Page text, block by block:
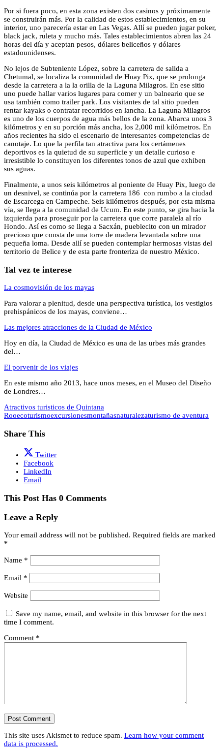
Por si fuera poco, en esta zona existen dos casinos y próximamente
se construirán más. Por la calidad de estos establecimientos, en su
interior, uno parecería estar en Las Vegas. Allí se pueden jugar poker,
black jack, ruleta y mucho más. Tales establecimientos abren las 24
horas del día y aceptan pesos, dólares beliceños y dólares
estadounidenses.
No lejos de Subteniente López, sobre la carretera de salida a
Chetumal, se localiza la comunidad de Huay Pix, que se prolonga
desde la carretera a la la orilla de la Laguna Milagros. En ese sitio
uno puede hallar varios lugares para comer y un balneario que se
usa también como trailer park. Los visitantes de tal sitio pueden
rentar kayaks o contratar recorridos en lancha. La Laguna Milagros
es uno de los cuerpos de agua más bellos de la zona. Abarca unos 3
kilómetros y en su porción más ancha, los 2,000 mil kilómetros. En
años recientes ha sido el escenario de interesantes competencias de
canotaje. Lo que la perfila tan atractiva para los certámenes
deportivos es la quietud de su superficie y un detalle curioso e
irresistible lo constituyen los diferentes tonos de azul que exhiben
sus aguas.
Finalmente, a unos seis kilómetros al poniente de Huay Pix, luego de
un desnivel, se continúa por la carretera 186 con rumbo a la ciudad
de Escarcega en Campeche. Seis kilómetros después, por esta misma
vía, se llega a la comunidad de Ucum. En este punto, se gira hacia la
izquierda para proseguir por la carretera que corre paralela al río
Hondo. Así es como se llega a Sacxán, pueblecito con un mirador
precioso que consta de una torre de madera levantada sobre una
pequeña loma. Desde allí se pueden contemplar hermosas vistas del
territorio de Belice y de esta parte fronteriza de nuestro México.
Tal vez te interese
La cosmovisión de los mayas
Para valorar a plenitud, desde una perspectiva turística, los vestigios
prehispánicos de los mayas, conviene…
Las mejores atracciones de la Ciudad de México
Hoy en día, la Ciudad de México es una de las urbes más grandes
del…
El porvenir de los viajes
En este mismo año 2013, hace unos meses, en el Museo del Diseño
de Londres…
Atractivos turisticos de Quintana
Rooecoturismoexcursionesmontañasnaturalezaturismo de aventura
Share This
Twitter
Facebook
LinkedIn
Email
This Post Has 0 Comments
Leave a Reply
Your email address will not be published. Required fields are marked
*
Name *
Email *
Website
Save my name, email, and website in this browser for the next
time I comment.
Comment *
This site uses Akismet to reduce spam. Learn how your comment
data is processed.